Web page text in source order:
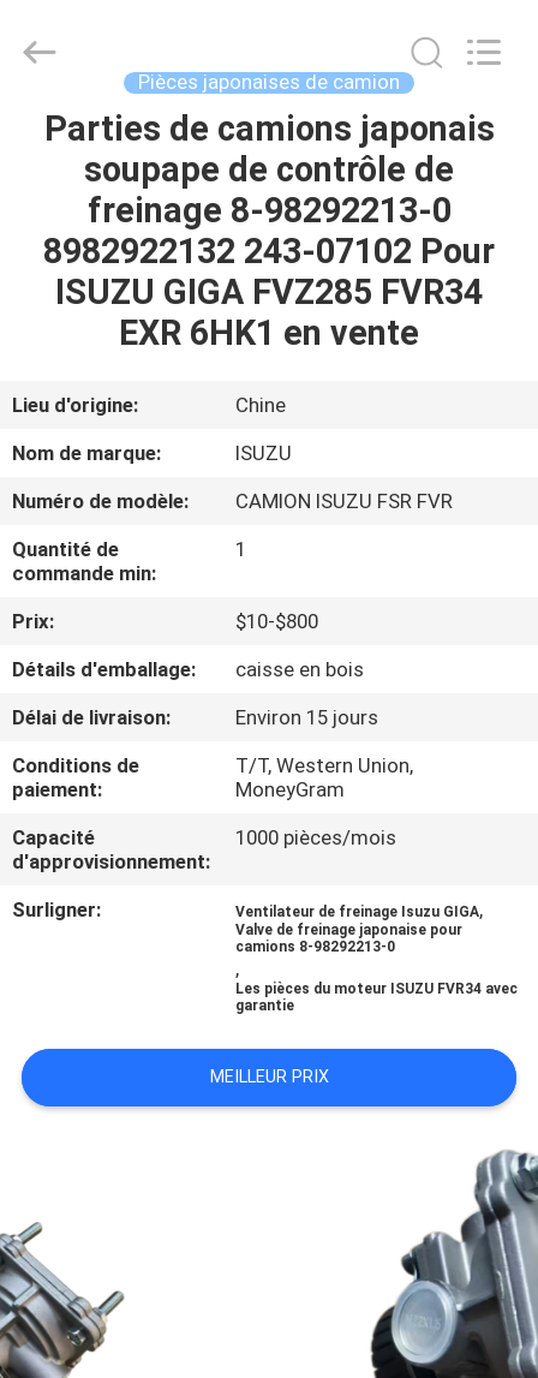
MAISON
PRODUITS
NOUS
D'USINE
DE
QUALITÉ
CONTACTEZ-
NOUS
NOUVELLES
PLAN
PRIVACY
POLICY
Technology
Reserved.
Pièces japonaises de camion
Parties de camions japonais
soupape de contrôle de
freinage 8-98292213-0
8982922132 243-07102 Pour
ISUZU GIGA FVZ285 FVR34
EXR 6HK1 en vente
Lieu d'origine:
Chine
Nom de marque:
ISUZU
Numéro de modèle:
CAMION ISUZU FSR FVR
Quantité de
commande min:
1
Prix:
$10-$800
Détails d'emballage:
caisse en bois
Délai de livraison:
Environ 15 jours
Conditions de
paiement:
T/T, Western Union,
MoneyGram
Capacité
d'approvisionnement:
1000 pièces/mois
Surligner: Ventilateur de freinage Isuzu GIGA,
Valve de freinage japonaise pour
camions 8-98292213-0
,
Les pièces du moteur ISUZU FVR34 avec
garantie
MEILLEUR PRIX